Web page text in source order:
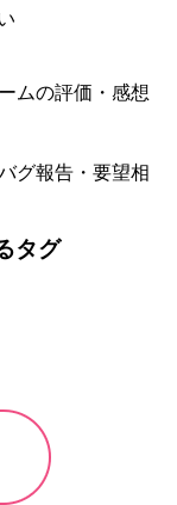
ムの評価・感想
グ報告・要望相
タグ